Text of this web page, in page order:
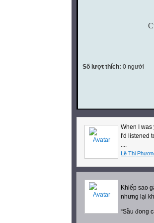
Số lượt thích: 0 người
When I was
I'd listened
Lê Thị
Khiếp sao
nhưng lại
“Sầu đong